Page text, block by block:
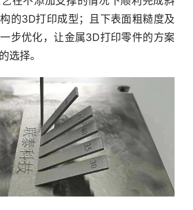
的3D打印成型；且下表面粗糙度及
步优化，让金属3D打印零件的方案
选择。